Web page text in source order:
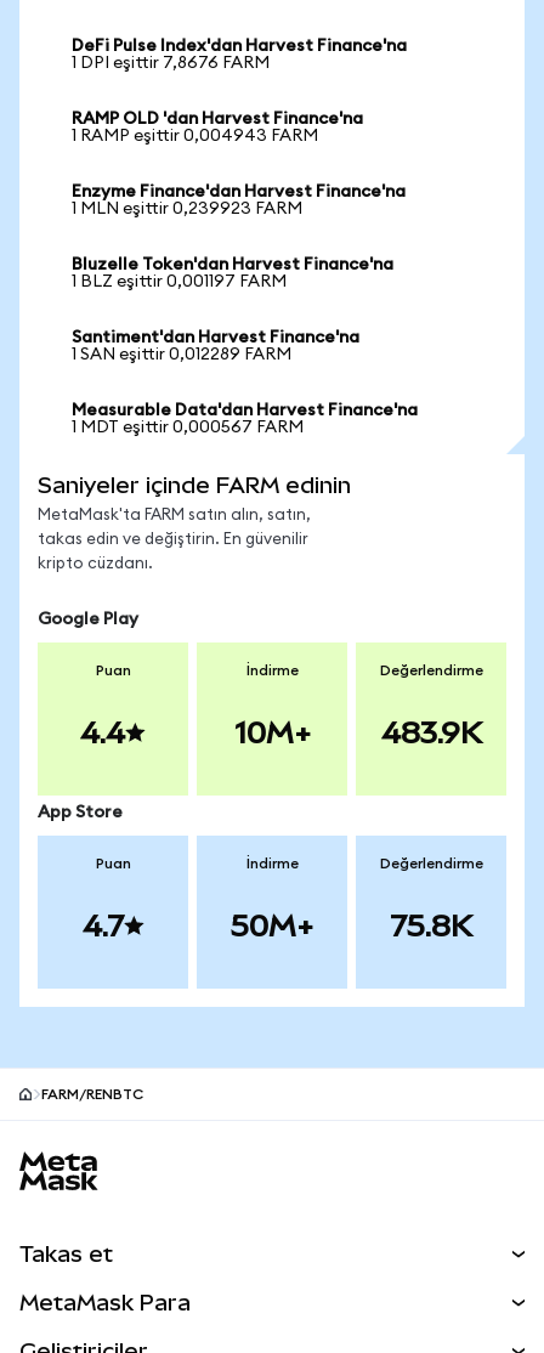
DeFi Pulse Index'dan Harvest Finance'na
1 DPI eşittir 7,8676 FARM
RAMP OLD 'dan Harvest Finance'na
1 RAMP eşittir 0,004943 FARM
Enzyme Finance'dan Harvest Finance'na
1 MLN eşittir 0,239923 FARM
Bluzelle Token'dan Harvest Finance'na
1 BLZ eşittir 0,001197 FARM
Santiment'dan Harvest Finance'na
1 SAN eşittir 0,012289 FARM
Measurable Data'dan Harvest Finance'na
1 MDT eşittir 0,000567 FARM
Saniyeler içinde FARM edinin
MetaMask'ta FARM satın alın, satın,
takas edin ve değiştirin. En güvenilir
kripto cüzdanı.
Google Play
Puan
4.4
İndirme
10M+
Değerlendirme
483.9K
App Store
Puan
4.7
İndirme
50M+
Değerlendirme
75.8K
FARM/RENBTC
Takas et
MetaMask Para